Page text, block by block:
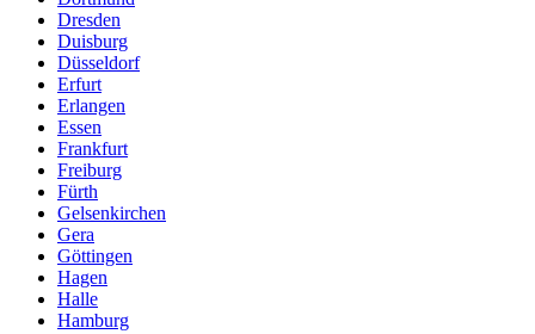
Dresden
Duisburg
Düsseldorf
Erfurt
Erlangen
Essen
Frankfurt
Freiburg
Fürth
Gelsenkirchen
Gera
Göttingen
Hagen
Halle
Hamburg